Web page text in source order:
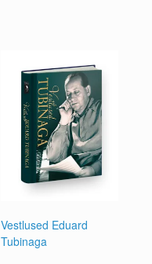
Vestlused Eduard
Tubinaga